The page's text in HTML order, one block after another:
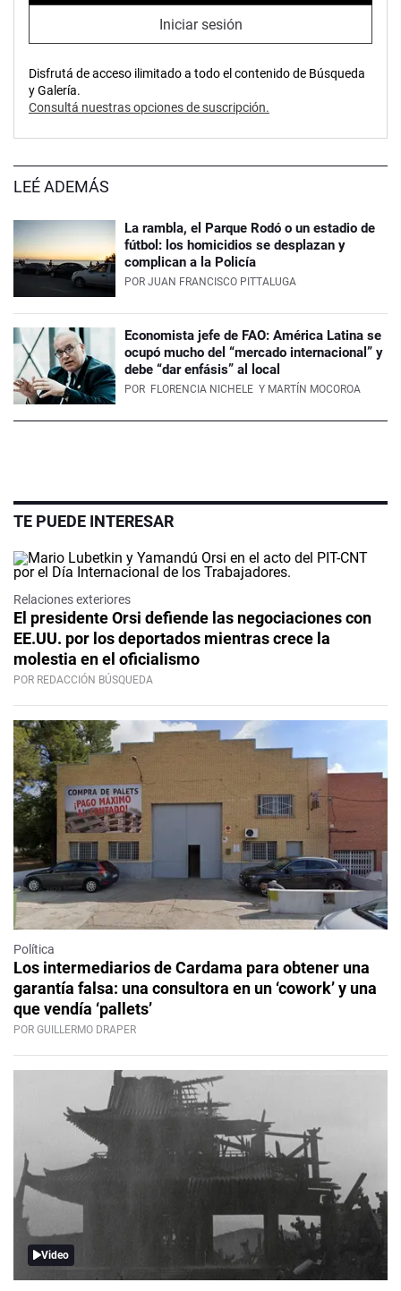
Iniciar sesión
Disfrutá de acceso ilimitado a todo el contenido de Búsqueda
y Galería.
Consultá nuestras opciones de suscripción.
LEÉ ADEMÁS
La rambla, el Parque Rodó o un estadio de
fútbol: los homicidios se desplazan y
complican a la Policía
POR JUAN FRANCISCO PITTALUGA
Economista jefe de FAO: América Latina se
ocupó mucho del “mercado internacional” y
debe “dar enfásis” al local
POR FLORENCIA NICHELE Y MARTÍN MOCOROA
TE PUEDE INTERESAR
Relaciones exteriores
El presidente Orsi defiende las negociaciones con
EE.UU. por los deportados mientras crece la
molestia en el oficialismo
POR REDACCIÓN BÚSQUEDA
Política
Los intermediarios de Cardama para obtener una
garantía falsa: una consultora en un ‘cowork’ y una
que vendía ‘pallets’
POR GUILLERMO DRAPER
Video